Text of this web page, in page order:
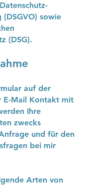
sowie
(DSG).
auf der
E-Mail Kontakt mit
Ihre
zwecks
und für den
bei mir
Arten von